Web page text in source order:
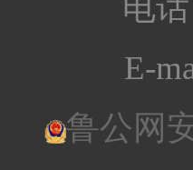
电
E-
鲁公网